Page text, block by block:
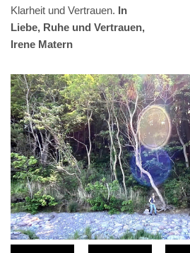
Klarheit und Vertrauen. In
Liebe, Ruhe und Vertrauen,
Irene Matern